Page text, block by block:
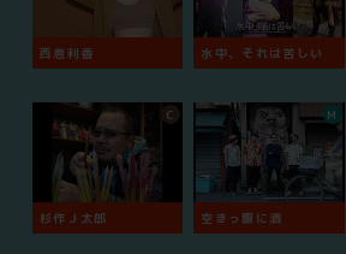
西恵利香 水中、それは苦しい
杉作Ｊ太郎
C
空きっ腹に酒
M